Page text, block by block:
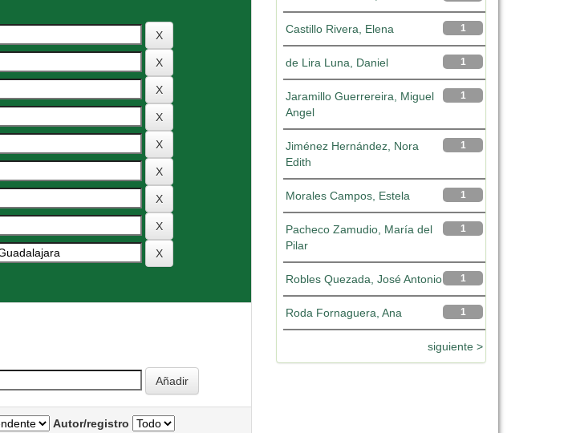
Autor/registro
1
Castillo Rivera, Elena
1
de Lira Luna, Daniel
1
Jaramillo Guerrereira, Miguel
Angel
1
Jiménez Hernández, Nora
Edith
1
Morales Campos, Estela
1
Pacheco Zamudio, María del
Pilar
1
Robles Quezada, José Antonio
1
Roda Fornaguera, Ana
siguiente >